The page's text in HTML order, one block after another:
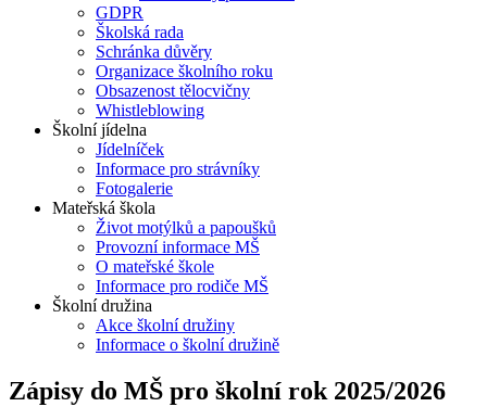
GDPR
Školská rada
Schránka důvěry
Organizace školního roku
Obsazenost tělocvičny
Whistleblowing
Školní jídelna
Jídelníček
Informace pro strávníky
Fotogalerie
Mateřská škola
Život motýlků a papoušků
Provozní informace MŠ
O mateřské škole
Informace pro rodiče MŠ
Školní družina
Akce školní družiny
Informace o školní družině
Zápisy do MŠ pro školní rok 2025/2026